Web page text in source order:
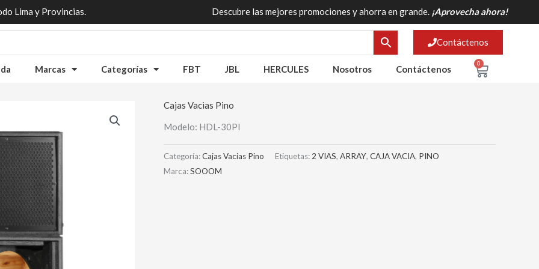
Lima y Provincias. Descubre las mejores promociones y ahorra en grande. ¡Aprovecha ahora!
Contáctenos
Marcas Categorías FBT JBL HERCULES Nosotros Contáctenos
0 Cart
Cajas Vacias Pino
Modelo: HDL-30PI
Categoría:Cajas Vacias Pino Etiquetas: 2 VIAS, ARRAY, CAJA VACIA, PINO
Marca:SOOOM